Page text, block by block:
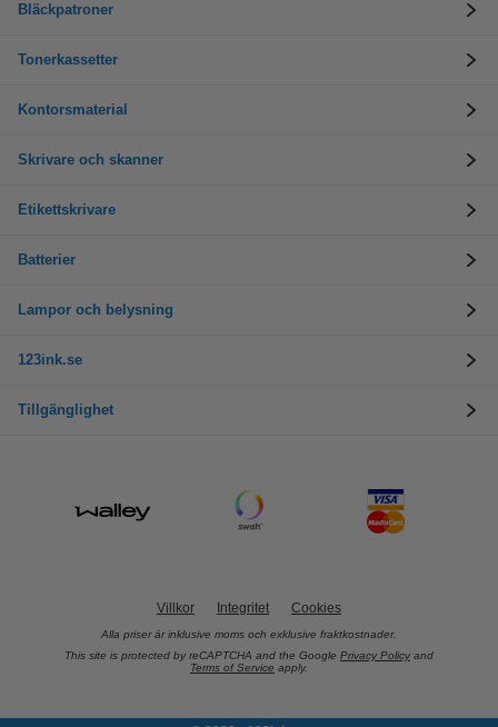
Bläckpatroner
Tonerkassetter
Kontorsmaterial
Skrivare och skanner
Etikettskrivare
Batterier
Lampor och belysning
123ink.se
Tillgänglighet
Villkor Integritet Cookies
Alla priser är inklusive moms och exklusive fraktkostnader.
This site is protected by reCAPTCHA and the Google Privacy Policy and
Terms of Service apply.